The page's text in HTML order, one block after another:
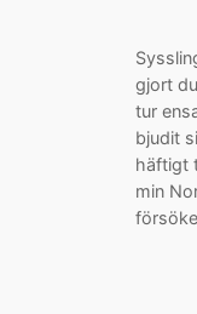
gjort
tur
bjudit
häftigt
min